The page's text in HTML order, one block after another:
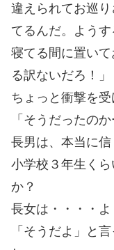
違えられてお巡
てるんだ。ようす
寝てる間に置い
る訳ないだろ！」
ちょっと衝撃を受
「そうだったのか
長男は、本当に信
小学校３年生く
か？
長女は・・・・よ
「そうだよ」と